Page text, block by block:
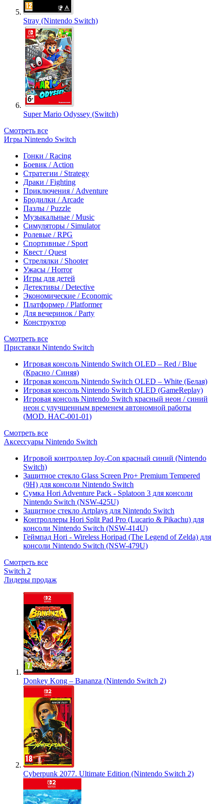
Stray (Nintendo Switch)
Super Mario Odyssey (Switch)
Смотреть все
Игры Nintendo Switch
Гонки / Racing
Боевик / Action
Стратегии / Strategy
Драки / Fighting
Приключения / Adventure
Бродилки / Arcade
Пазлы / Puzzle
Музыкальные / Music
Симуляторы / Simulator
Ролевые / RPG
Спортивные / Sport
Квест / Quest
Стрелялки / Shooter
Ужасы / Horror
Игры для детей
Детективы / Detective
Экономические / Economic
Платформер / Platformer
Для вечеринок / Party
Конструктор
Смотреть все
Приставки Nintendo Switch
Игровая консоль Nintendo Switch OLED – Red / Blue
(Красно / Синяя)
Игровая консоль Nintendo Switch OLED – White (Белая)
Игровая консоль Nintendo Switch OLED (GameReplay)
Игровая консоль Nintendo Switch красный неон / синий
неон с улучшенным временем автономной работы
(MOD. HAC-001-01)
Смотреть все
Аксессуары Nintendo Switch
Игровой контроллер Joy-Con красный синий (Nintendo
Switch)
Защитное стекло Glass Screen Pro+ Premium Tempered
(9H) для консоли Nintendo Switch
Сумка Hori Adventure Pack - Splatoon 3 для консоли
Nintendo Switch (NSW-425U)
Защитное стекло Artplays для Nintendo Switch
Контроллеры Hori Split Pad Pro (Lucario & Pikachu) для
консоли Nintendo Switch (NSW-414U)
Геймпад Hori - Wireless Horipad (The Legend of Zelda) для
консоли Nintendo Switch (NSW-479U)
Смотреть все
Switch 2
Лидеры продаж
Donkey Kong – Bananza (Nintendo Switch 2)
Cyberpunk 2077. Ultimate Edition (Nintendo Switch 2)